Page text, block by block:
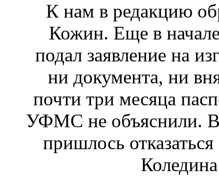
К нам в редакцию
Кожин. Еще в
подал заявление на
ни документа, ни
почти три месяца
УФМС не объяснили. В
пришлось